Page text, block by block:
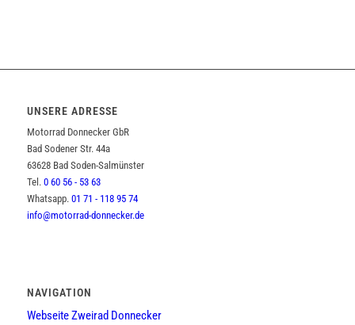
UNSERE ADRESSE
Motorrad Donnecker GbR
Bad Sodener Str. 44a
63628 Bad Soden-Salmünster
Tel. 0 60 56 - 53 63
Whatsapp. 01 71 - 118 95 74
info@motorrad-donnecker.de
NAVIGATION
Webseite Zweirad Donnecker